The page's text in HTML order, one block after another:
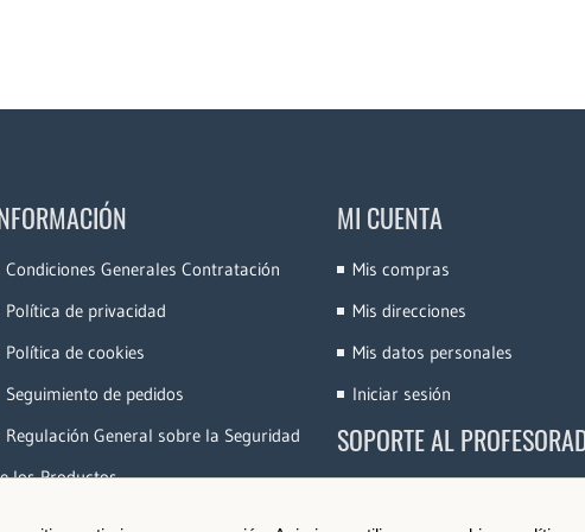
Condiciones Generales Contratación
Política de privacidad
Política de cookies
Seguimiento de pedidos
Regulación General sobre la Seguridad
los Productos
MI CUENTA
Mis compras
Mis direcciones
Mis datos personales
Iniciar sesión
SOPORTE AL